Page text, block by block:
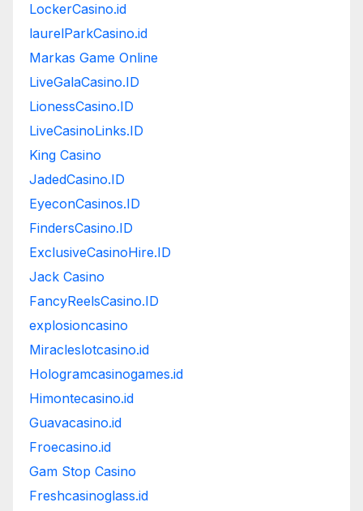
LockerCasino.id
laurelParkCasino.id
Markas Game Online
LiveGalaCasino.ID
LionessCasino.ID
LiveCasinoLinks.ID
King Casino
JadedCasino.ID
EyeconCasinos.ID
FindersCasino.ID
ExclusiveCasinoHire.ID
Jack Casino
FancyReelsCasino.ID
explosioncasino
Miracleslotcasino.id
Hologramcasinogames.id
Himontecasino.id
Guavacasino.id
Froecasino.id
Gam Stop Casino
Freshcasinoglass.id